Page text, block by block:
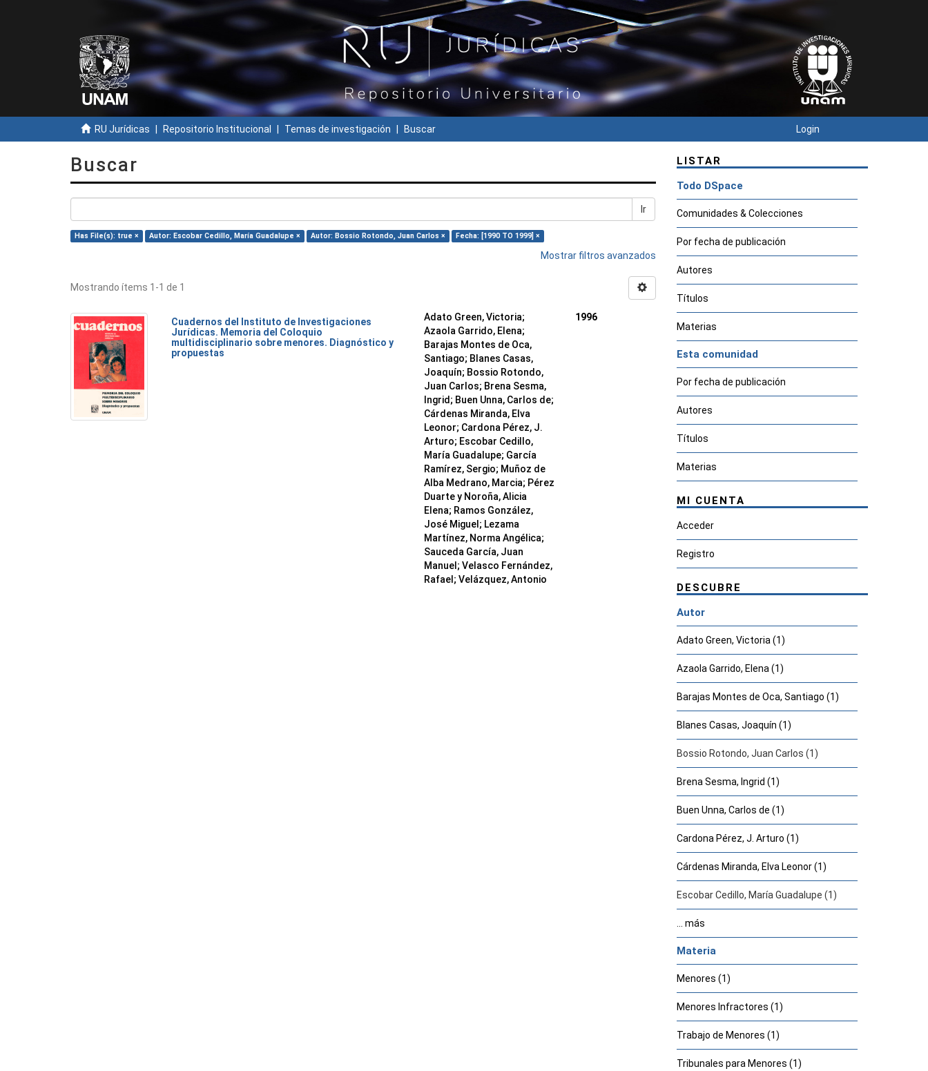
RU Jurídicas Repositorio Institucional Temas de investigación Buscar Login
Buscar
Ir
Has File(s): true × Autor: Escobar Cedillo, María Guadalupe × Autor: Bossio Rotondo, Juan Carlos × Fecha: [1990 TO 1999] ×
Mostrar filtros avanzados
Mostrando ítems 1-1 de 1
Cuadernos del Instituto de Investigaciones
Jurídicas. Memoria del Coloquio
multidisciplinario sobre menores. Diagnóstico y
propuestas
Adato Green, Victoria;
Azaola Garrido, Elena;
Barajas Montes de Oca,
Santiago; Blanes Casas,
Joaquín; Bossio Rotondo,
Juan Carlos; Brena Sesma,
Ingrid; Buen Unna, Carlos de;
Cárdenas Miranda, Elva
Leonor; Cardona Pérez, J.
Arturo; Escobar Cedillo,
María Guadalupe; García
Ramírez, Sergio; Muñoz de
Alba Medrano, Marcia; Pérez
Duarte y Noroña, Alicia
Elena; Ramos González,
José Miguel; Lezama
Martínez, Norma Angélica;
Sauceda García, Juan
Manuel; Velasco Fernández,
Rafael; Velázquez, Antonio
1996
LISTAR
Todo DSpace
Comunidades & Colecciones
Por fecha de publicación
Autores
Títulos
Materias
Esta comunidad
Por fecha de publicación
Autores
Títulos
Materias
MI CUENTA
Acceder
Registro
DESCUBRE
Autor
Adato Green, Victoria (1)
Azaola Garrido, Elena (1)
Barajas Montes de Oca, Santiago (1)
Blanes Casas, Joaquín (1)
Bossio Rotondo, Juan Carlos (1)
Brena Sesma, Ingrid (1)
Buen Unna, Carlos de (1)
Cardona Pérez, J. Arturo (1)
Cárdenas Miranda, Elva Leonor (1)
Escobar Cedillo, María Guadalupe (1)
... más
Materia
Menores (1)
Menores Infractores (1)
Trabajo de Menores (1)
Tribunales para Menores (1)